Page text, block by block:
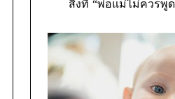
สิ่งที่ “พ่อแม่ไม่ควรพู